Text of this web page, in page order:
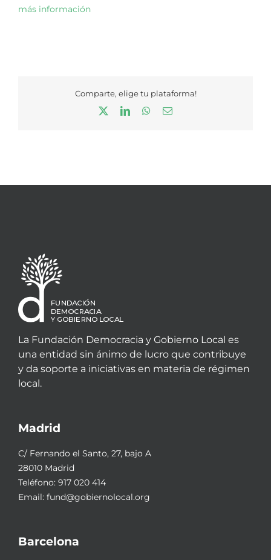
más información
Comparte, elige tu plataforma!
LinkedInWhatsApp
Correo
La Fundación Democracia y Gobierno Local es
una entidad sin ánimo de lucro que contribuye
y da soporte a iniciativas en materia de régimen
local.
Madrid
C/ Fernando el Santo, 27, bajo A
28010 Madrid
Teléfono: 917 020 414
Email: fund@gobiernolocal.org
Barcelona